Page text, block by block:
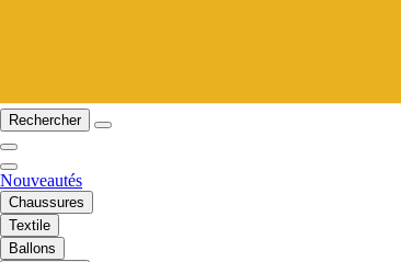
Rechercher
Nouveautés
Chaussures
Textile
Ballons